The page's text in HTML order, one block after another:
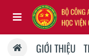
GIỚI THIỆU